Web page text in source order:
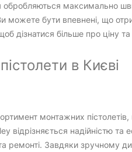
обробляються максимально
можете бути впевнені, що
дізнатися більше про ціну
в Києві
монтажних
відрізняється надійністю
ремонті. Завдяки зручному